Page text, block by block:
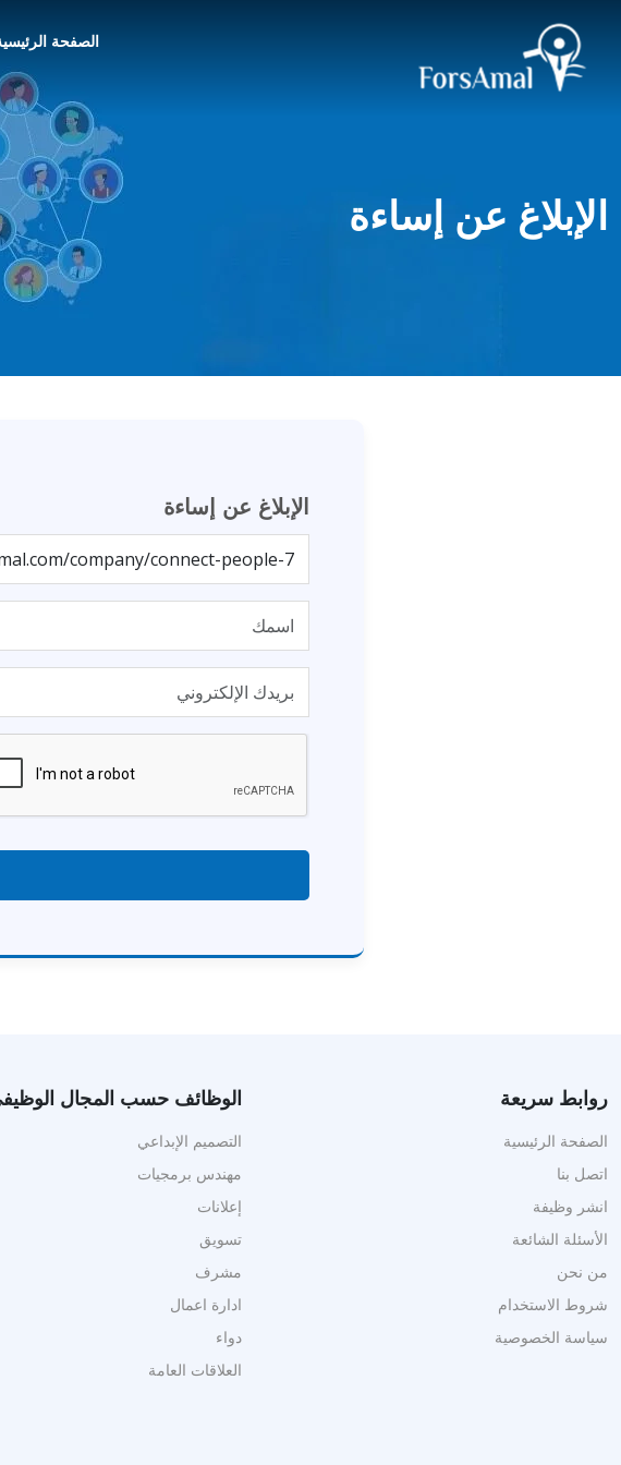
الصفحة
الإبلاغ عن إساءة
الإبلاغ عن إساءة
روابط سريعة
الصفحة الرئيسية
اتصل بنا
انشر وظيفة
الأسئلة الشائعة
من نحن
شروط الاستخدام
سياسة الخصوصية
الوظائف حسب المجال
التصميم الإبداعي
مهندس برمجيات
إعلانات
تسويق
مشرف
ادارة اعمال
دواء
العلاقات العامة